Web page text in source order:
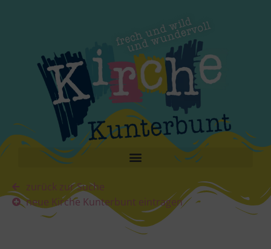
zurück zur Suche
neue Kirche Kunterbunt eintragen